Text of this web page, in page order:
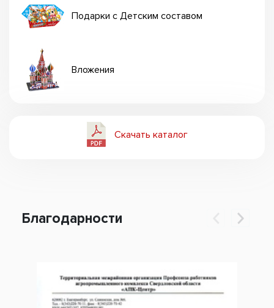
Подарки с Детским составом
Вложения
Скачать каталог
Благодарности